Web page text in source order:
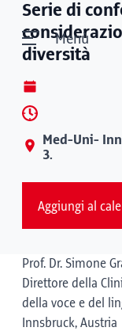
Menù
Serie di
diversità
Med-Uni-
3.
Aggiungi al
Prof. Dr. Simone
Direttore della
della voce e del
Innsbruck, Austria